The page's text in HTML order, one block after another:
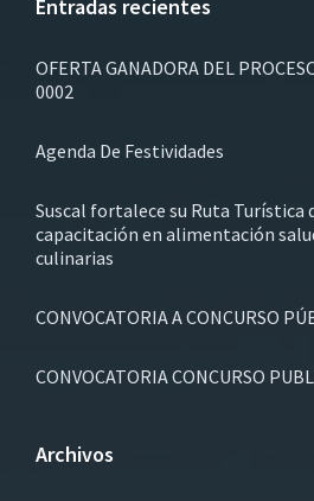
Entradas recientes
OFERTA GANADORA DEL
0002
Agenda De Festividades
Suscal fortalece su Ruta Turística
capacitación en alimentación
culinarias
CONVOCATORIA A CONCURSO
CONVOCATORIA CONCURSO
Archivos